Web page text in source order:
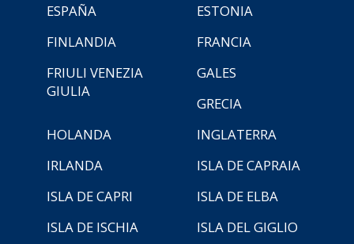
ESPAÑA
ESTONIA
FINLANDIA
FRANCIA
FRIULI VENEZIA
GIULIA
GALES
GRECIA
HOLANDA
INGLATERRA
IRLANDA
ISLA DE CAPRAIA
ISLA DE CAPRI
ISLA DE ELBA
ISLA DE ISCHIA
ISLA DEL GIGLIO